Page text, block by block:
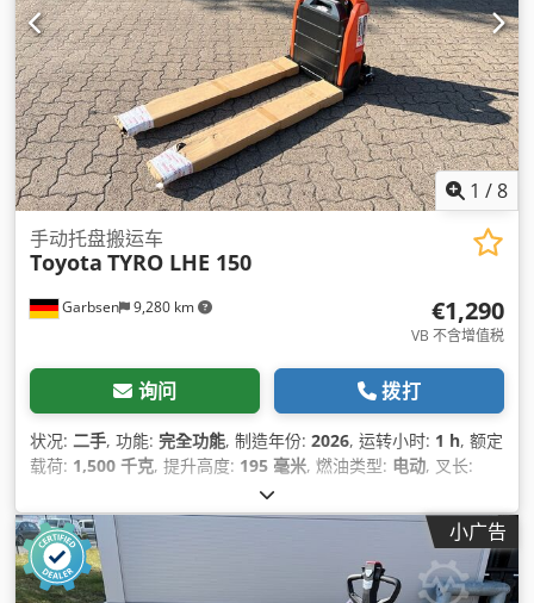
1 /8
Garbsen 9,280 km
手动托盘搬运车
Toyota TYRO LHE 150
€1,290
VB 不含增值税
询问 拨打
状况: 二手, 功能: 完全功能, 制造年份: 2026, 运转小时: 1 h, 额定
载荷: 1,500 千克, 提升高度: 195 毫米, 燃油类型: 电动, 叉长:
145 千克, 总长度:
Elektro, 施工宽度:540 毫米,
小广告